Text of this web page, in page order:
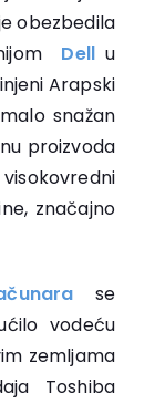
obezbedila
Dell u
Arapski
snažan
proizvoda
značajno
se
vodeću
zemljama
Toshiba